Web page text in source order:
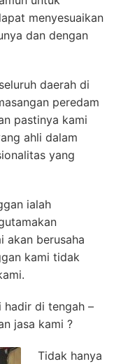
menyesuaikan
dan dengan
daerah di
peredam
pastinya kami
ahli dalam
yang
ialah
akan berusaha
kami tidak
hadir di tengah –
jasa kami ?
Tidak hanya